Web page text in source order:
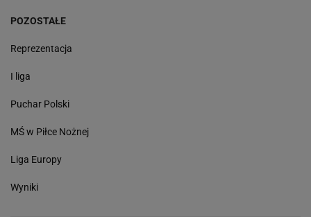
POZOSTAŁE
Reprezentacja
I liga
Puchar Polski
MŚ w Piłce Nożnej
Liga Europy
Wyniki